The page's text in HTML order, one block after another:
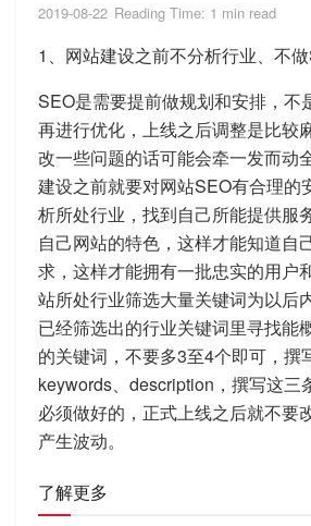
2019-08-22 Reading Time: 1 min read
1、网站建设之前不分析行业、不
SEO是需要提前做规划和安排，不
再进行优化，上线之后调整是比较
改一些问题的话可能会牵一发而动
建设之前就要对网站SEO有合理的
析所处行业，找到自己所能提供服
自己网站的特色，这样才能知道自
求，这样才能拥有一批忠实的用户
站所处行业筛选大量关键词为以后
已经筛选出的行业关键词里寻找能
的关键词，不要多3至4个即可，撰
keywords、description，撰写这三
必须做好的，正式上线之后就不要
产生波动。
了解更多